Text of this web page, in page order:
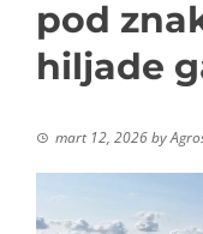
pod
hiljade
mart 12, 2026by